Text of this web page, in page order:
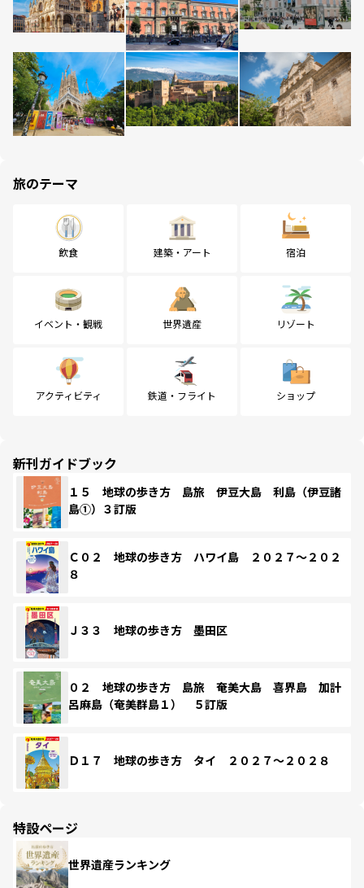
旅のテーマ
飲食 建築・アート 宿泊
イベント・観戦 世界遺産 リゾート
アクティビティ 鉄道・フライト ショップ
新刊ガイドブック
１５ 地球の歩き方 島旅 伊豆大島 利島（伊豆諸
島①）３訂版
Ｃ０２ 地球の歩き方 ハワイ島 ２０２７～２０２
８
Ｊ３３ 地球の歩き方 墨田区
０２ 地球の歩き方 島旅 奄美大島 喜界島 加計
呂麻島（奄美群島１） ５訂版
Ｄ１７ 地球の歩き方 タイ ２０２７～２０２８
特設ページ
世界遺産ランキング